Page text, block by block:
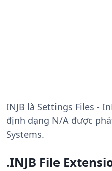
INJB là Settings Files -
định dạng N/A được
Systems.
.INJB File